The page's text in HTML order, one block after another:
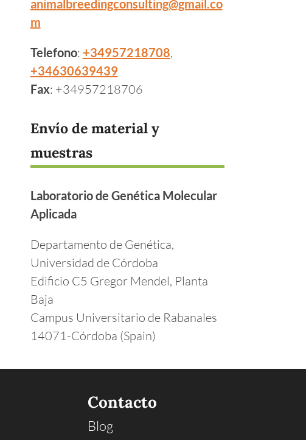
animalbreedingconsulting@gmail.co
m
Telefono: +34957218708,
+34630639439
Fax: +34957218706
Envío de material y
muestras
Laboratorio de Genética Molecular
Aplicada
Departamento de Genética,
Universidad de Córdoba
Edificio C5 Gregor Mendel, Planta
Baja
Campus Universitario de Rabanales
14071-Córdoba (Spain)
Contacto
Blog